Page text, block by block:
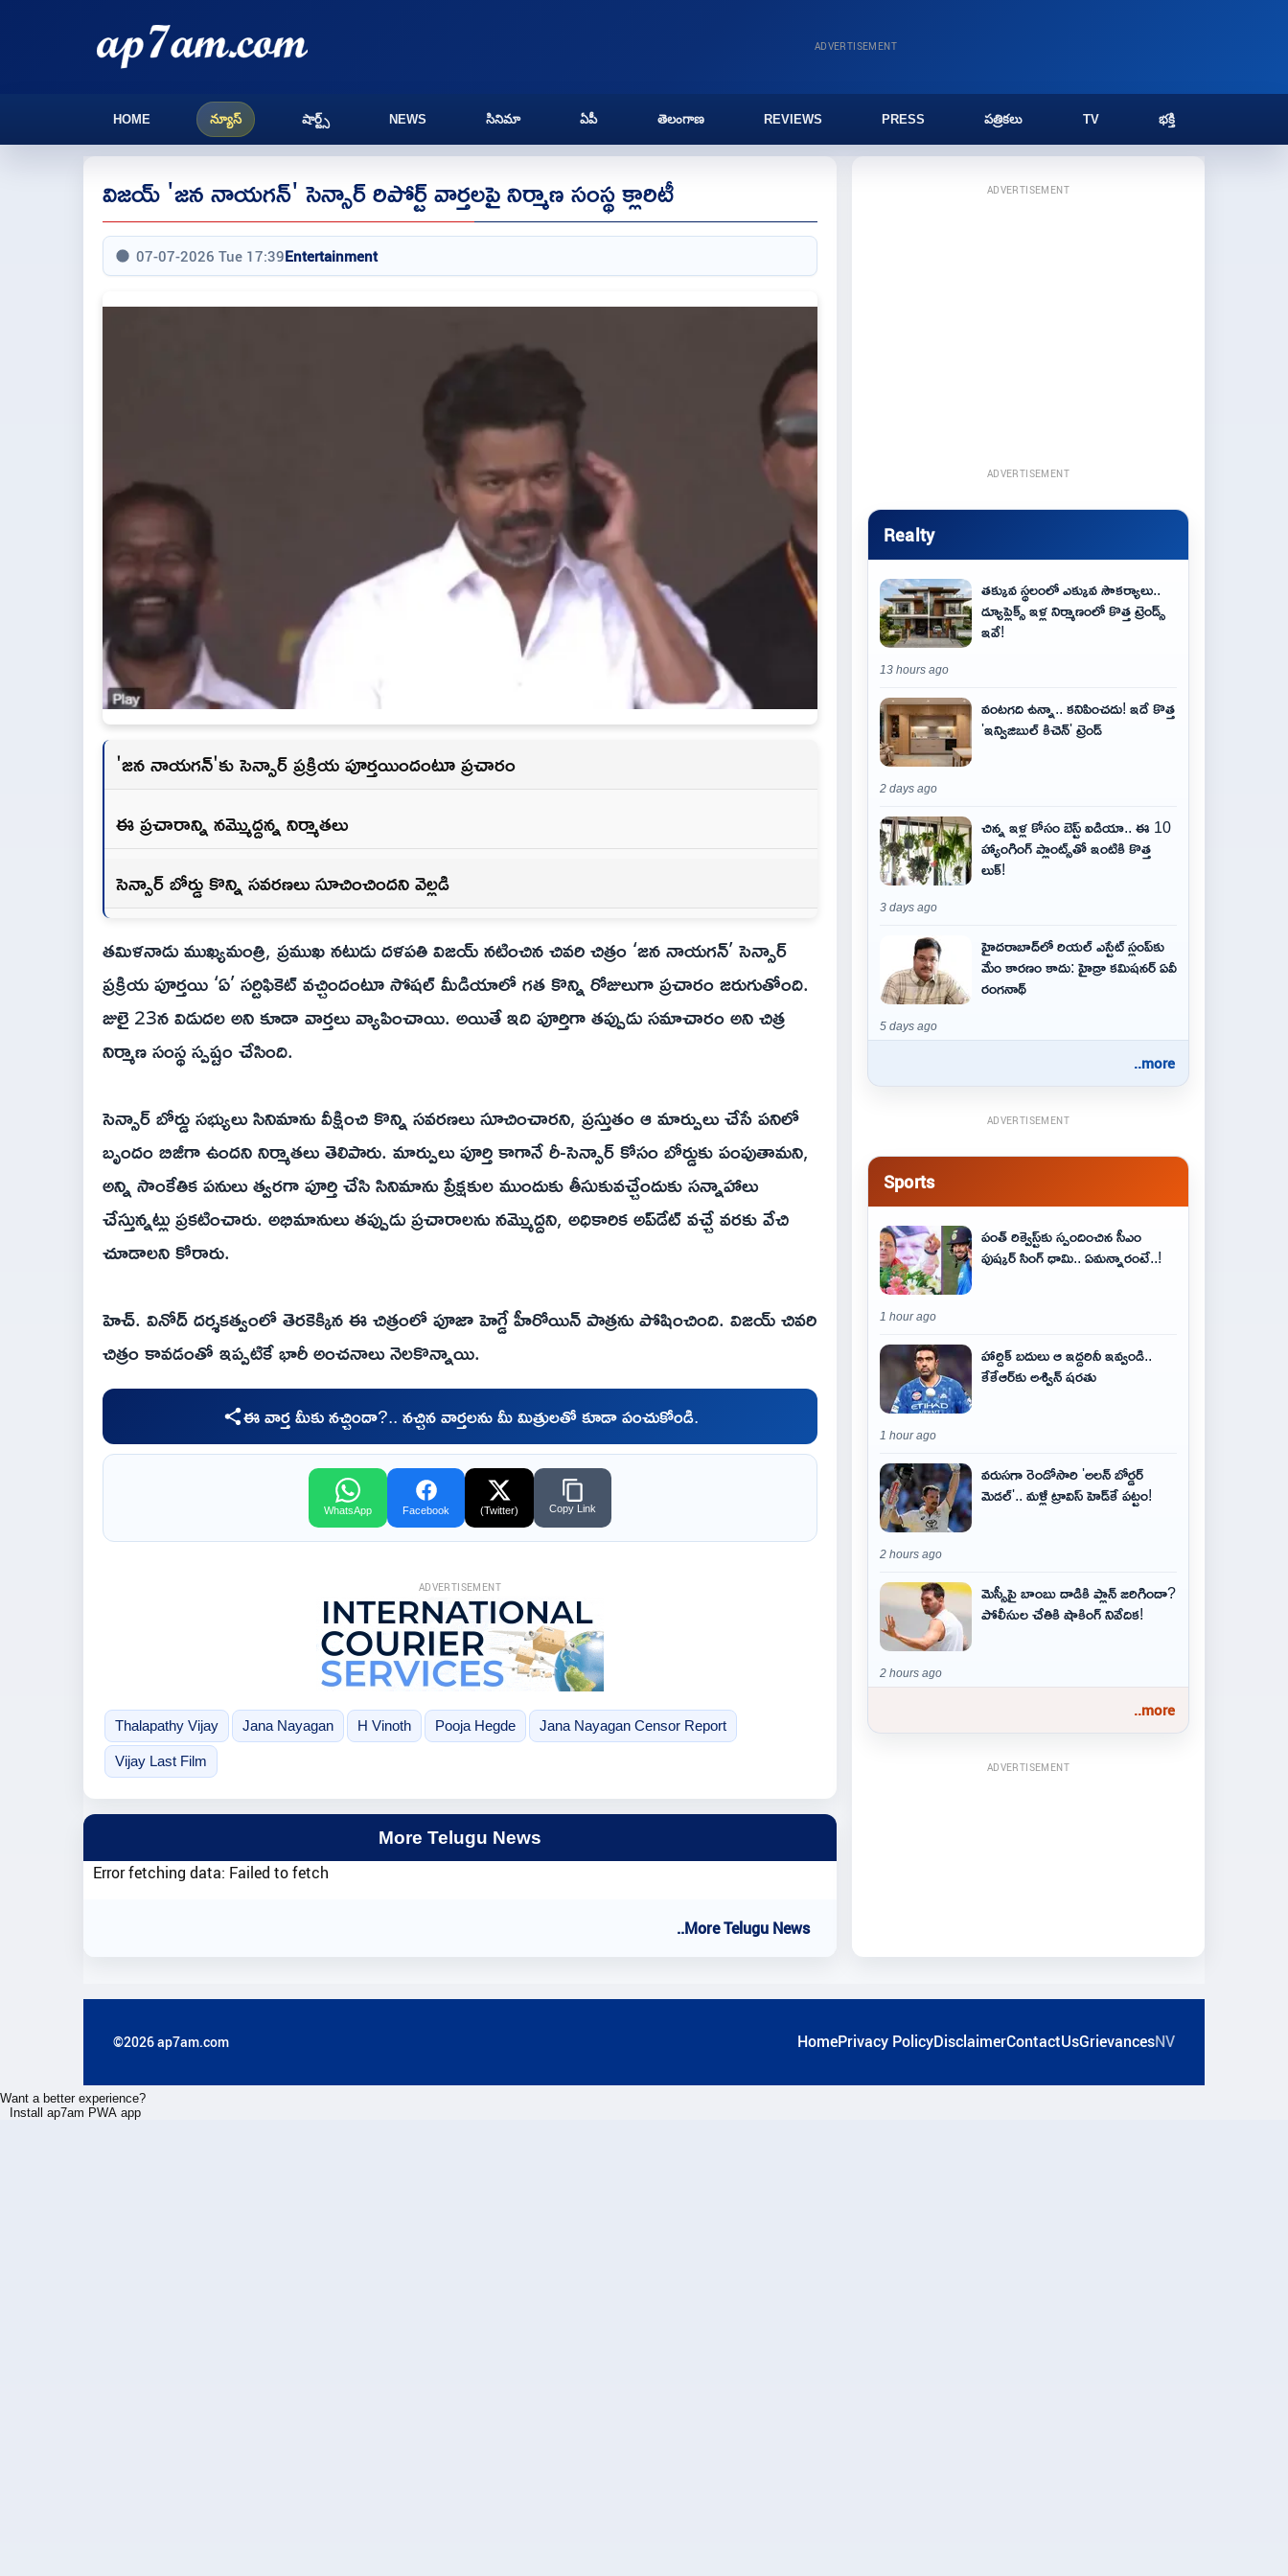
ADVERTISEMENT
HOME న్యూస్ షార్ట్స్ NEWS సినిమా ఏపీ తెలంగాణ REVIEWS PRESS పత్రికలు TV భక్తి
విజయ్ 'జన నాయగన్' సెన్సార్ రిపోర్ట్ వార్తలపై నిర్మాణ సంస్థ క్లారిటీ
07-07-2026 Tue 17:39Entertainment
'జన నాయగన్'కు సెన్సార్ ప్రక్రియ పూర్తయిందంటూ ప్రచారం
ఈ ప్రచారాన్ని నమ్మొద్దన్న నిర్మాతలు
సెన్సార్ బోర్డు కొన్ని సవరణలు సూచించిందని వెల్లడి
తమిళనాడు ముఖ్యమంత్రి, ప్రముఖ నటుడు దళపతి విజయ్ నటించిన చివరి చిత్రం ‘జన నాయగన్’ సెన్సార్
ప్రక్రియ పూర్తయి ‘ఏ’ సర్టిఫికెట్ వచ్చిందంటూ సోషల్ మీడియాలో గత కొన్ని రోజులుగా ప్రచారం జరుగుతోంది.
జులై 23న విడుదల అని కూడా వార్తలు వ్యాపించాయి. అయితే ఇది పూర్తిగా తప్పుడు సమాచారం అని చిత్ర
నిర్మాణ సంస్థ స్పష్టం చేసింది.
సెన్సార్ బోర్డు సభ్యులు సినిమాను వీక్షించి కొన్ని సవరణలు సూచించారని, ప్రస్తుతం ఆ మార్పులు చేసే పనిలో
బృందం బిజీగా ఉందని నిర్మాతలు తెలిపారు. మార్పులు పూర్తి కాగానే రీ-సెన్సార్ కోసం బోర్డుకు పంపుతామని,
అన్ని సాంకేతిక పనులు త్వరగా పూర్తి చేసి సినిమాను ప్రేక్షకుల ముందుకు తీసుకువచ్చేందుకు సన్నాహాలు
చేస్తున్నట్లు ప్రకటించారు. అభిమానులు తప్పుడు ప్రచారాలను నమ్మొద్దని, అధికారిక అప్‌డేట్ వచ్చే వరకు వేచి
చూడాలని కోరారు.
హెచ్. వినోద్ దర్శకత్వంలో తెరకెక్కిన ఈ చిత్రంలో పూజా హెగ్డే హీరోయిన్ పాత్రను పోషించింది. విజయ్ చివరి
చిత్రం కావడంతో ఇప్పటికే భారీ అంచనాలు నెలకొన్నాయి.
ఈ వార్త మీకు నచ్చిందా?.. నచ్చిన వార్తలను మీ మిత్రులతో కూడా పంచుకోండి.
WhatsApp Facebook (Twitter) Copy Link
ADVERTISEMENT
Thalapathy Vijay Jana Nayagan H Vinoth Pooja Hegde Jana Nayagan Censor Report
Vijay Last Film
More Telugu News
Error fetching data: Failed to fetch
..More Telugu News
ADVERTISEMENT
ADVERTISEMENT
Realty
తక్కువ స్థలంలో ఎక్కువ సౌకర్యాలు..
డ్యూప్లెక్స్ ఇళ్ల నిర్మాణంలో కొత్త ట్రెండ్స్
ఇవే!
13 hours ago
వంటగది ఉన్నా.. కనిపించదు! ఇదే కొత్త
'ఇన్విజిబుల్ కిచెన్' ట్రెండ్
2 days ago
చిన్న ఇళ్ల కోసం బెస్ట్ ఐడియా.. ఈ 10
హ్యాంగింగ్ ప్లాంట్స్‌తో ఇంటికి కొత్త
లుక్!
3 days ago
హైదరాబాద్‌లో రియల్ ఎస్టేట్ స్లంప్‌కు
మేం కారణం కాదు: హైడ్రా కమిషనర్ ఏవీ
రంగనాథ్
5 days ago
..more
ADVERTISEMENT
Sports
పంత్ రిక్వెస్ట్‌కు స్పందించిన సీఎం
పుష్కర్ సింగ్ ధామి.. ఏమ‌న్నారంటే..!
1 hour ago
హార్దిక్ బదులు ఆ ఇద్దరినీ ఇవ్వండి..
కేకేఆర్‌కు అశ్విన్ షరతు
1 hour ago
వరుసగా రెండోసారి 'అలన్ బోర్డర్
మెడల్'.. మళ్లీ ట్రావిస్ హెడ్‌కే పట్టం!
2 hours ago
మెస్సీపై బాంబు దాడికి ప్లాన్‌ జరిగిందా?
పోలీసుల చేతికి షాకింగ్‌ నివేదిక!
2 hours ago
..more
ADVERTISEMENT
©2026 ap7am.com HomePrivacy PolicyDisclaimerContactUsGrievancesNV
Want a better experience?
Install ap7am PWA app